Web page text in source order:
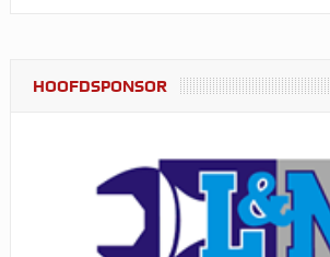
HOOFDSPONSOR